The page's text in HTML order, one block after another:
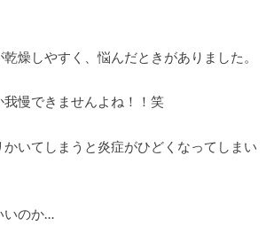
燥しやすく、悩んだときがありました。
慢できませんよね！！笑
いてしまうと炎症がひどくなってしまい
いのか…